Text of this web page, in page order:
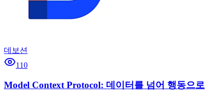
데보션
110
Model Context Protocol: 데이터를 넘어 행동으로